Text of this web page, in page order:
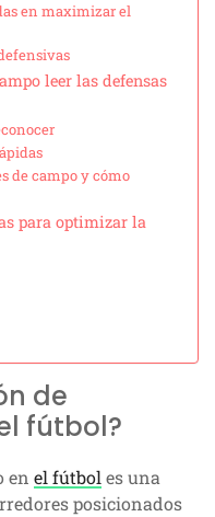
en maximizar el
leer las defensas
de campo y cómo
para optimizar la
de
fútbol?
en el fútboles una
posicionados